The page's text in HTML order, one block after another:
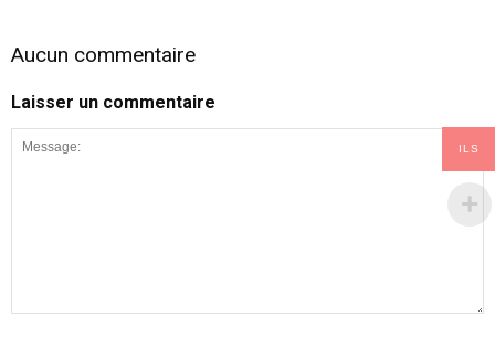
Aucun commentaire
Laisser un commentaire
ILS